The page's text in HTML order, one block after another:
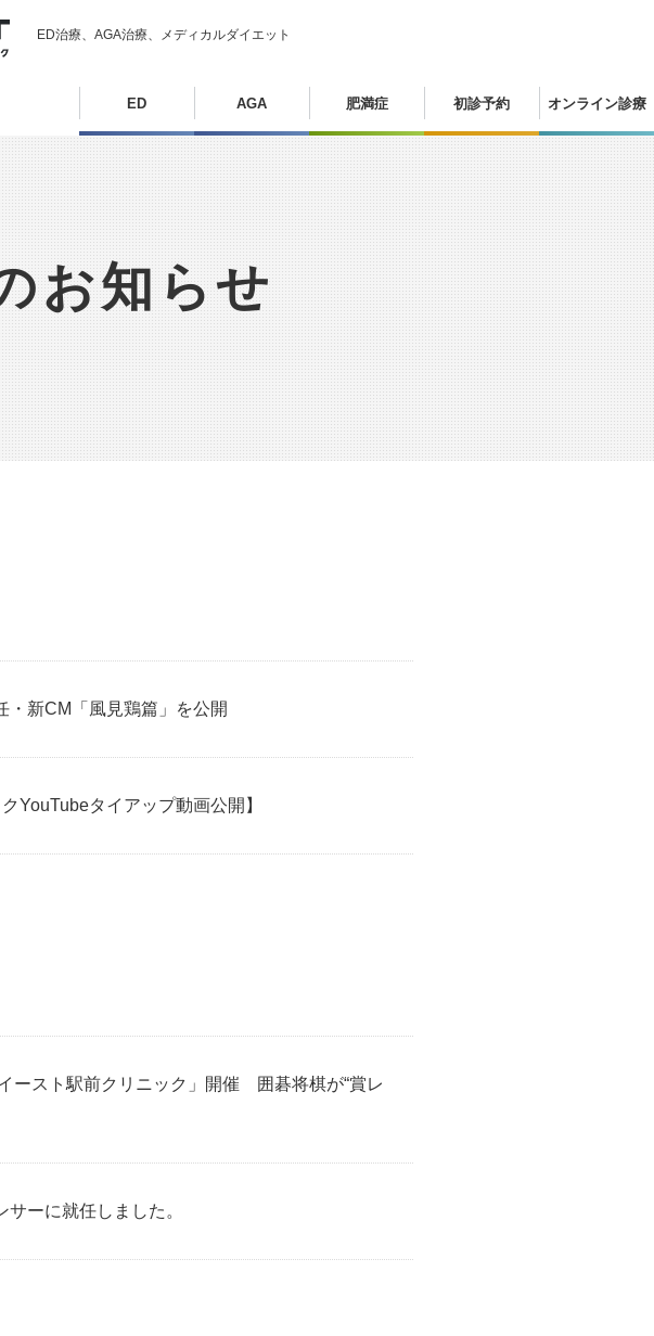
ED治療、AGA治療、 メディカルダイエット
ED AGA 肥満症 初診予約 オンライン診療
お知らせ
・新CM「風見鶏篇」を公開
YouTubeタイアップ動画公開】
ースト駅前クリニック」開催 囲碁将棋が“賞レ
ーに就任しました。